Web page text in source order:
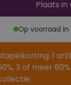
Plaats in
Op voorraad in
1
3 of meer